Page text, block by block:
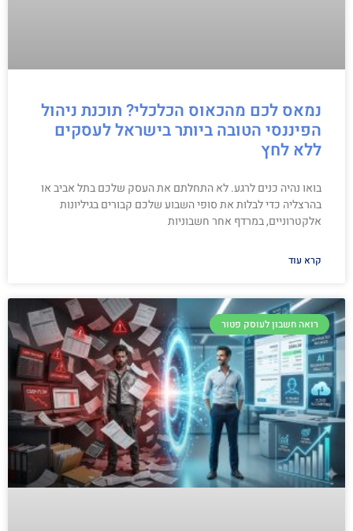
נמאס לכם מהכאוס הכלכלי? תוכנת ניהול
הפיננסי הטובה ביותר בישראל לעסקים
ללא לחץ
בואו נהיה כנים לרגע. לא התחלתם את העסק שלכם בתל אביב או
בהרצליה כדי לבלות את סופי השבוע שלכם קבורים בגיליונות
אלקטרוניים, במרדף אחר חשבוניות
קרא עוד
רואה חשבון לעוסק פטור